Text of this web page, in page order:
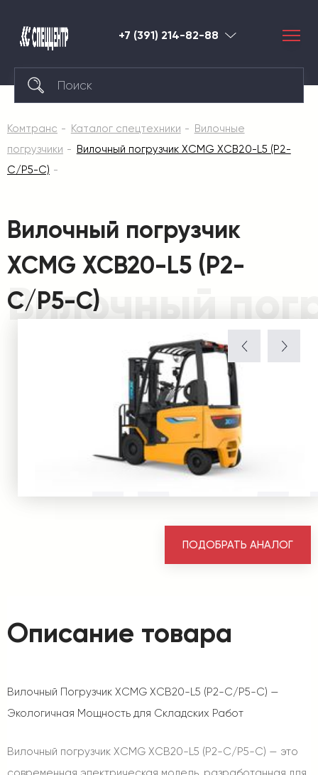
+7 (391) 214-82-88 Красноярск
Комтранс Каталог спецтехники
Вилочные
погрузчики
Вилочный погрузчик XCMG XCB20-L5 (P2-
C/P5-C)
Вилочный
Вилочный погрузчик
XCMG XCB20-L5 (P2-
C/P5-C)
ПОДОБРАТЬ АНАЛОГ
Описание товара
Вилочный Погрузчик XCMG XCB20-L5 (P2-C/P5-C) —
Экологичная Мощность для Складских Работ
Вилочный погрузчик XCMG XCB20-L5 (P2-C/P5-C) — это